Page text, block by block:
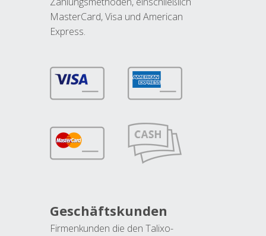
MasterCard, Visa und American
Express.
Geschäftskunden
Firmenkunden die den Talixo-